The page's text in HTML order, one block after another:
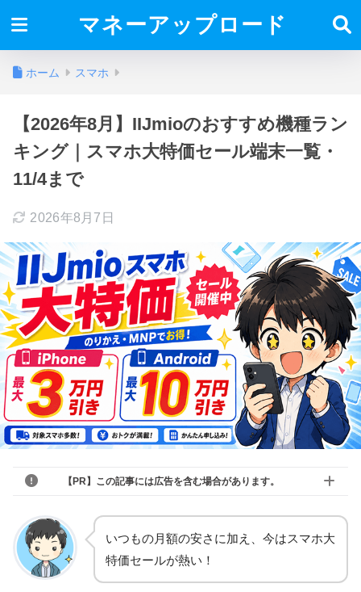
マネーアップロード
ホーム スマホ
【2026年8月】IIJmioのおすすめ機種ラン
キング｜スマホ大特価セール端末一覧・
11/4まで
2026年8月7日
【PR】この記事には広告を含む場合があります。
いつもの月額の安さに加え、今はスマホ大
特価セールが熱い！